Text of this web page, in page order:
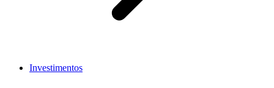
Investimentos